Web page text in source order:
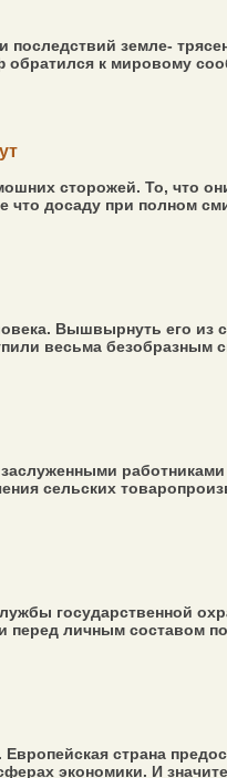
земле-
к мировому
сторожей. То, что
досаду при полном
Вышвырнуть его из
весьма безобразным
сельских
государственной
личным составом
страна
экономики. И